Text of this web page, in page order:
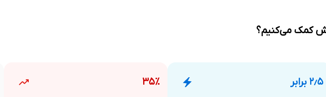
کمک می‌کنیم؟
۳۵٪ ۲٫۵ برابر